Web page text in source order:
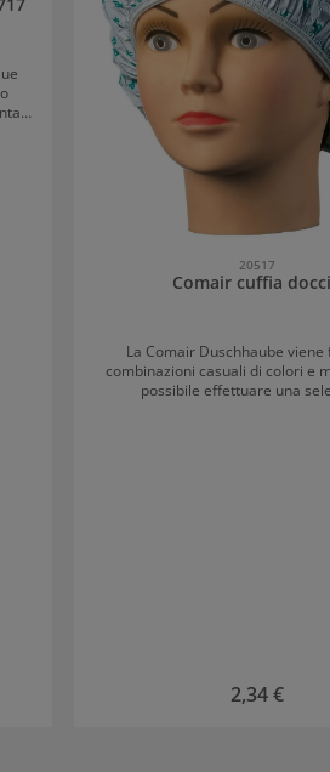
20517
Comair cuffia
La Comair Duschhaube
combinazioni casuali di colori e
possibile effettuare una
Prezzo normale:
2,34 €